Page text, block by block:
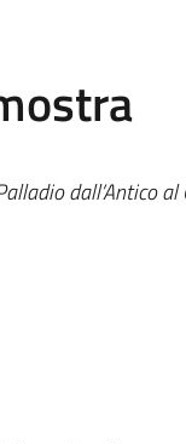
dall’Antico al